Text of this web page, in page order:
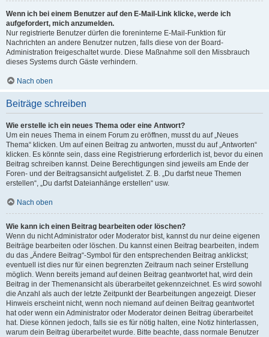
Wenn ich bei einem Benutzer auf den E-Mail-Link klicke, werde ich
aufgefordert, mich anzumelden.
Nur registrierte Benutzer dürfen die foreninterne E-Mail-Funktion für
Nachrichten an andere Benutzer nutzen, falls diese von der Board-
Administration freigeschaltet wurde. Diese Maßnahme soll den Missbrauch
dieses Systems durch Gäste verhindern.
Nach oben
Beiträge schreiben
Wie erstelle ich ein neues Thema oder eine Antwort?
Um ein neues Thema in einem Forum zu eröffnen, musst du auf „Neues
Thema“ klicken. Um auf einen Beitrag zu antworten, musst du auf „Antworten“
klicken. Es könnte sein, dass eine Registrierung erforderlich ist, bevor du einen
Beitrag schreiben kannst. Deine Berechtigungen sind jeweils am Ende der
Foren- und der Beitragsansicht aufgelistet. Z. B. „Du darfst neue Themen
erstellen“, „Du darfst Dateianhänge erstellen“ usw.
Nach oben
Wie kann ich einen Beitrag bearbeiten oder löschen?
Wenn du nicht Administrator oder Moderator bist, kannst du nur deine eigenen
Beiträge bearbeiten oder löschen. Du kannst einen Beitrag bearbeiten, indem
du das „Ändere Beitrag“-Symbol für den entsprechenden Beitrag anklickst;
eventuell ist dies nur für einen begrenzten Zeitraum nach seiner Erstellung
möglich. Wenn bereits jemand auf deinen Beitrag geantwortet hat, wird dein
Beitrag in der Themenansicht als überarbeitet gekennzeichnet. Es wird sowohl
die Anzahl als auch der letzte Zeitpunkt der Bearbeitungen angezeigt. Dieser
Hinweis erscheint nicht, wenn noch niemand auf deinen Beitrag geantwortet
hat oder wenn ein Administrator oder Moderator deinen Beitrag überarbeitet
hat. Diese können jedoch, falls sie es für nötig halten, eine Notiz hinterlassen,
warum dein Beitrag überarbeitet wurde. Bitte beachte, dass normale Benutzer